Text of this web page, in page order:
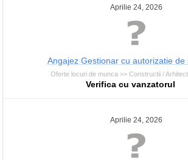
Aprilie 24, 2026
Angajez Gestionar cu autorizatie de
Oferte locuri de munca >> Constructii /
Verifica cu vanzatorul
Aprilie 24, 2026